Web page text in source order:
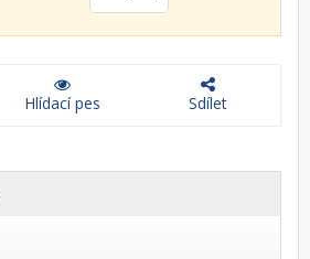
Hlídací pes Sdílet